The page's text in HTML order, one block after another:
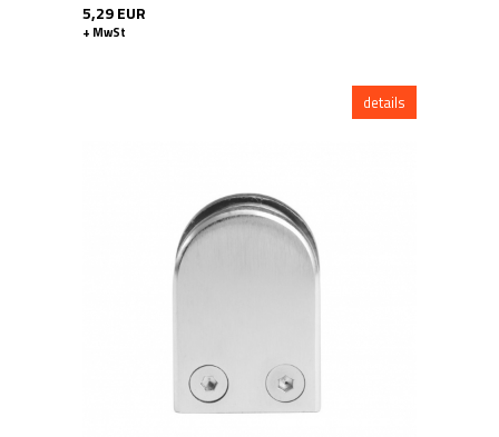
5,29 EUR
+ MwSt
details